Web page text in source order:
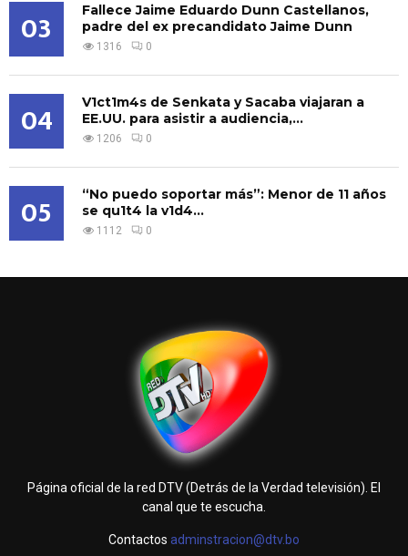
03
Fallece Jaime Eduardo Dunn Castellanos,
padre del ex precandidato Jaime Dunn
1316 0
04
V1ct1m4s de Senkata y Sacaba viajaran a
EE.UU. para asistir a audiencia,...
1206 0
05
“No puedo soportar más”: Menor de 11 años
se qu1t4 la v1d4...
1112 0
Página oficial de la red DTV (Detrás de la Verdad televisión). El
canal que te escucha.
Contactos adminstracion@dtv.bo